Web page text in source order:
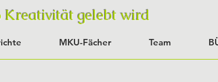
Kreativität gelebt wird
MKU-Fächer Team